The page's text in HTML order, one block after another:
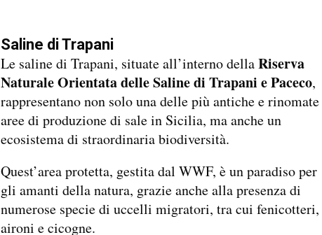
Saline di Trapani
Le saline di Trapani, situate all’interno dellaRiserva
Naturale Orientata delle Saline di Trapani e Paceco,
rappresentano non solo una delle più antiche e rinomate
aree di produzione di sale in Sicilia, ma anche un
ecosistema di straordinaria biodiversità.
Quest’area protetta, gestita dal WWF, è un paradiso per
gli amanti della natura, grazie anche alla presenza di
numerose specie di uccelli migratori, tra cui fenicotteri,
aironi e cicogne.